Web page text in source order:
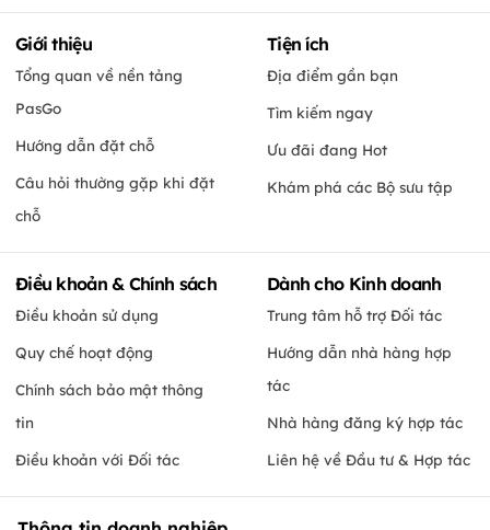
Giới thiệu
Tổng quan về nền tảng
PasGo
Hướng dẫn đặt chỗ
Câu hỏi thường gặp khi đặt
chỗ
Tiện ích
Địa điểm gần bạn
Tìm kiếm ngay
Ưu đãi đang Hot
Khám phá các Bộ sưu tập
Điều khoản & Chính sách
Điều khoản sử dụng
Quy chế hoạt động
Chính sách bảo mật thông
tin
Điều khoản với Đối tác
Dành cho Kinh doanh
Trung tâm hỗ trợ Đối tác
Hướng dẫn nhà hàng hợp
tác
Nhà hàng đăng ký hợp tác
Liên hệ về Đầu tư & Hợp tác